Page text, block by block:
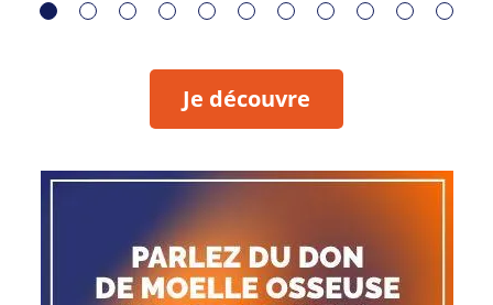
Je découvre
Voir le kit ambassadeur